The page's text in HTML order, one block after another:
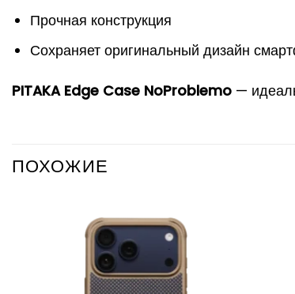
Прочная конструкция
Сохраняет оригинальный дизайн
PITAKA Edge Case NoProblemo —
ПОХОЖИЕ